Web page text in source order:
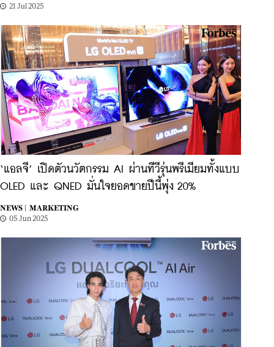
21 Jul 2025
‘แอลจี’ เปิดตัวนวัตกรรม AI ผ่านทีวีรุ่นพรีเมียมทั้งแบบ
OLED และ QNED มั่นใจยอดขายปีนี้พุ่ง 20%
NEWS |
MARKETING
05 Jun 2025